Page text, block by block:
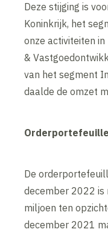
Deze stijging is
Koninkrijk, het
onze activiteiten
&
van het segment
daalde de omzet
Orderportefeuille
De
december 2022 is
miljoen ten
december 2021